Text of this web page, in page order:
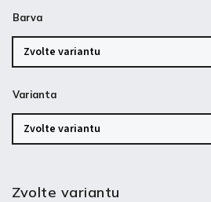
Barva
Varianta
Zvolte variantu